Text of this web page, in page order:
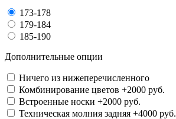
173-178
179-184
185-190
Дополнительные опции
Ничего из нижеперечисленного
Комбинирование цветов +2000 руб.
Встроенные носки +2000 руб.
Техническая молния задняя +4000 руб.